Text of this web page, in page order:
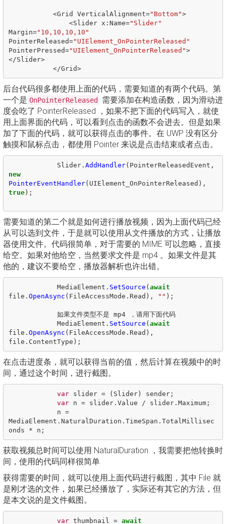
<Grid VerticalAlignment="Bottom">
<Slider x : Name="Slider"
Margin="10,10,10,10"
PointerReleased="UIElement_OnPointerReleased"
PointerPressed="UIElement_OnPointerReleased">
</Slider>
</Grid>
后台代码很多都使用上面的代码，需要知道的有两个代码。第
一个是 OnPointerReleased
需要添加在构造函数，因为滑动进
度会吃了 PointerReleased ，如果不把下面的代码写入，就使
用上面界面的代码，可以看到点击的函数不会进去。但是如果
加了下面的代码，就可以获得点击的事件。在 UWP 没有区分
触摸和鼠标点击，都使用 Pointer 来说是点击结束或者点击。
Slider. AddHandler( PointerReleasedEvent ,
new
PointerEventHandler( UIElement_OnPointerReleased ),
true);
需要知道的第二个就是如何进行播放视频，因为上面代码已经
从可以选到文件，于是就可以使用从文件播放的方式，让播放
器使用文件。代码很简单，对于需要的 MIME 可以忽略，直接
给空。如果对他给空，当然要求文件是 mp4 。如果文件是其
他的，建议不要给空，播放器解析也许出错。
MediaElement . SetSource ( await
file . OpenAsync ( FileAccessMode . Read ), "" );
如果文件类型不是 mp4
，请用下面代码
MediaElement . SetSource ( await
file . OpenAsync ( FileAccessMode . Read ),
file . ContentType );
在点击进度条，就可以获得当前的值，然后计算在视频中的时
间，通过这个时间，进行截图。
var slider = ( Slider) sender;
var
n = slider. Value / slider. Maximum;
n =
MediaElement . NaturalDuration . TimeSpan . TotalMillisec
onds
* n ;
获取视频总时间可以使用 NaturalDuration ，我需要把他转换时
间，使用的代码同样很简单
获得需要的时间，就可以使用上面代码进行截图，其中 File 就
是刚才选的文件，如果已经播放了，实际还有其它的方法，但
是本文说的是文件截图。
var thumbnail = await